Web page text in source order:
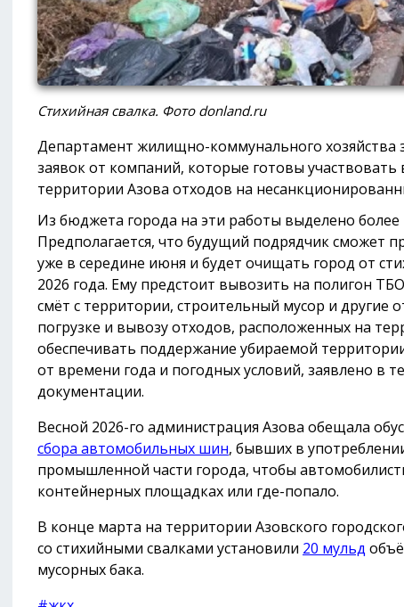
Стихийная свалка. Фото donland.ru
Департамент жилищно-коммунального хозяйства
заявок от компаний, которые готовы участвовать
территории Азова отходов на
Из бюджета города на эти работы выделено более
Предполагается, что будущий подрядчик сможет
уже в середине июня и будет очищать город от
2026 года. Ему предстоит вывозить на полигон
смёт с территории, строительный мусор и другие
погрузке и вывозу отходов, расположенных на
обеспечивать поддержание убираемой
от времени года и погодных условий, заявлено в
документации.
Весной 2026-го администрация Азова обещала
сбора автомобильных шин, бывших в
промышленной части города, чтобы
контейнерных площадках или где-попало.
В конце марта на территории Азовского
со стихийными свалками установили 20 мульд
мусорных бака.